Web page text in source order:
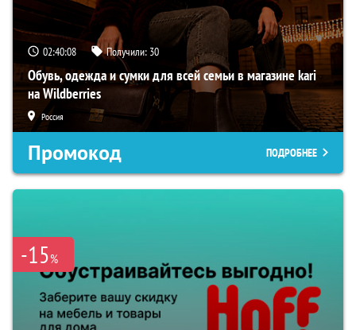
02:40:07 Получили: 30
Обувь, одежда и сумки для всей семьи в магазине kari
на Wildberries
Россия
Промокод ПОДРОБНЕЕ
-15%